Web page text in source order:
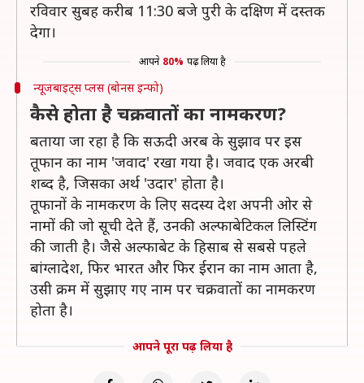
रविवार सुबह करीब 11:30 बजे पुरी के दक्षिण में दस्तक
देगा।
आपने 80% पढ़ लिया है
न्यूजबाइट्स प्लस (बोनस इन्फो)
कैसे होता है चक्रवातों का नामकरण?
बताया जा रहा है कि सऊदी अरब के सुझाव पर इस
तूफान का नाम 'जवाद' रखा गया है। जवाद एक अरबी
शब्द है, जिसका अर्थ 'उदार' होता है।
तूफानों के नामकरण के लिए सदस्य देश अपनी ओर से
नामों की जो सूची देते हैं, उनकी अल्फाबेटिकल लिस्टिंग
की जाती है। जैसे अल्फाबेट के हिसाब से सबसे पहले
बांग्लादेश, फिर भारत और फिर ईरान का नाम आता है,
उसी क्रम में सुझाए गए नाम पर चक्रवातों का नामकरण
होता है।
आपने पूरा पढ़ लिया है